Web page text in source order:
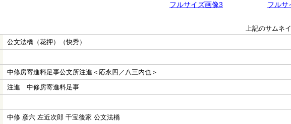
フルサイズ画像3 フルサ
上記のサムネ
公文法橋（花押）（快秀）
中修房寄進料足事公文所注進＜応永四／八三内也＞
注進 中修房寄進料足事
中修 彦六 左近次郎 千宝後家 公文法橋